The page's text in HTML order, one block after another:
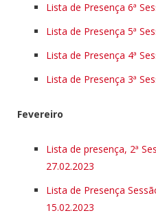
Lista de Presença 6ª
Lista de Presença 5ª
Lista de Presença 4ª
Lista de Presença 3ª
Fevereiro
Lista de presença, 2ª
27.02.2023
Lista de Presença
15.02.2023